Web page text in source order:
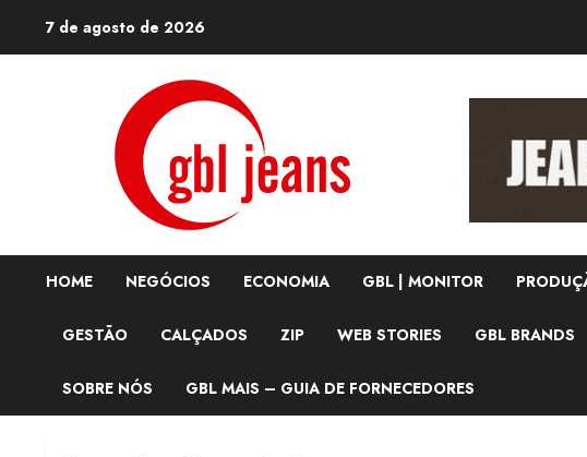
7 de agosto de 2026
HOME NEGÓCIOS ECONOMIA GBL | MONITOR
GESTÃO CALÇADOS ZIP WEB STORIES GBL BRANDS
SOBRE NÓS GBL MAIS – GUIA DE FORNECEDORES